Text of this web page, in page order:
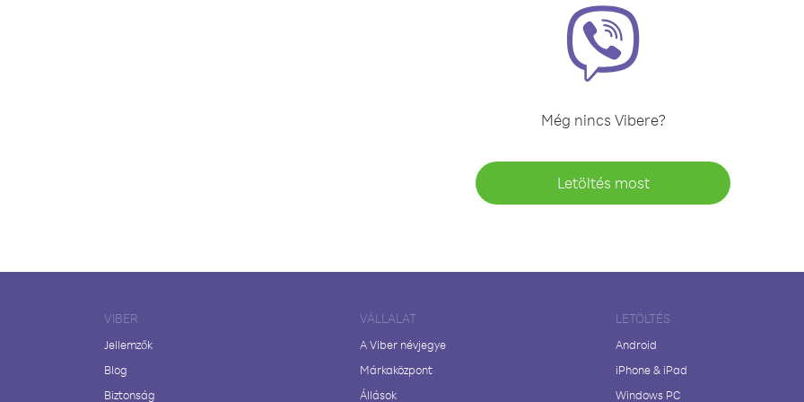
Még nincs Vibere?
Letöltés most
VIBER
Jellemzők
Blog
Biztonság
VÁLLALAT
A Viber névjegye
Márkaközpont
Állások
LETÖLTÉS
Android
iPhone & iPad
Windows PC